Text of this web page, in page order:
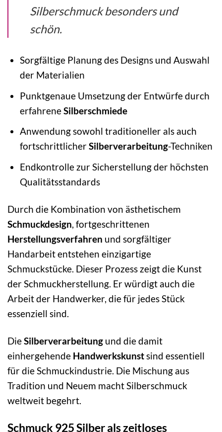
Silberschmuck besonders und
schön.
Sorgfältige Planung des Designs und Auswahl
der Materialien
Punktgenaue Umsetzung der Entwürfe durch
erfahreneSilberschmiede
Anwendung sowohl traditioneller als auch
fortschrittlicherSilberverarbeitung-Techniken
Endkontrolle zur Sicherstellung der höchsten
Qualitätsstandards
Durch die Kombination von ästhetischem
Schmuckdesign, fortgeschrittenen
Herstellungsverfahren und sorgfältiger
Handarbeit entstehen einzigartige
Schmuckstücke. Dieser Prozess zeigt die Kunst
der Schmuckherstellung. Er würdigt auch die
Arbeit der Handwerker, die für jedes Stück
essenziell sind.
DieSilberverarbeitung und die damit
einhergehende Handwerkskunstsind essentiell
für die Schmuckindustrie. Die Mischung aus
Tradition und Neuem macht Silberschmuck
weltweit begehrt.
Schmuck 925 Silber als zeitloses